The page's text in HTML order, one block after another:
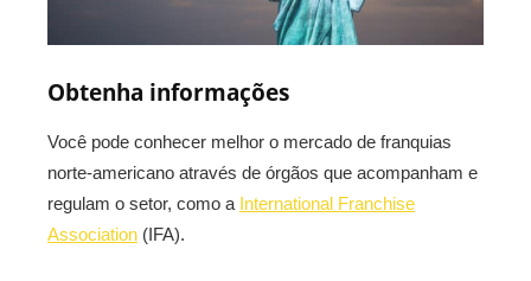
Obtenha informações
Você pode conhecer melhor o mercado de franquias
norte-americano através de órgãos que acompanham e
regulam o setor, como a International Franchise
Association (IFA).